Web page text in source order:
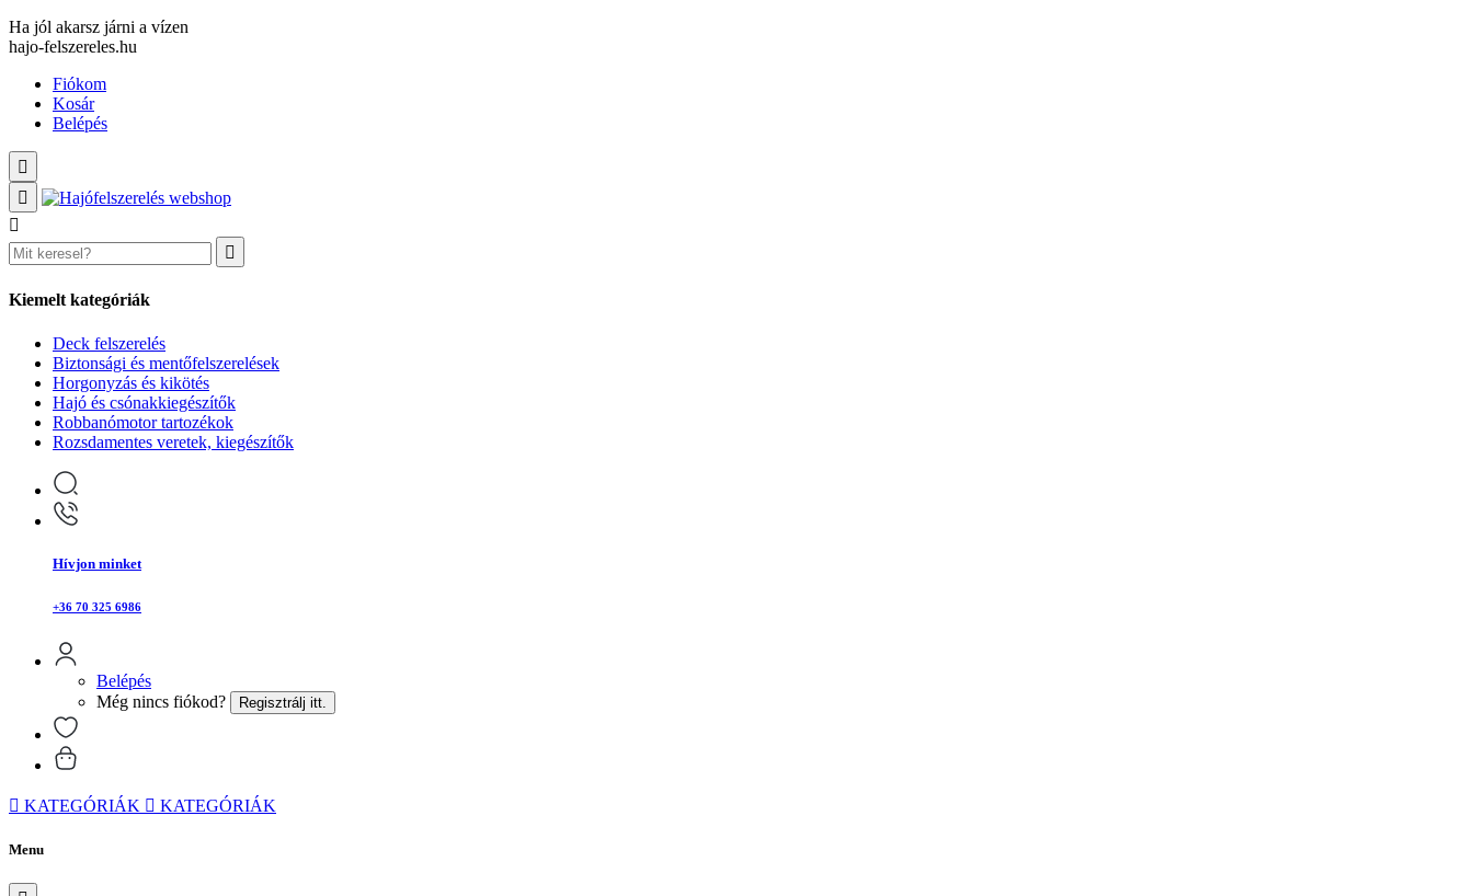
Ha jól akarsz járni a vízen
hajo-felszereles.hu
Fiókom
Kosár
Belépés
Kiemelt kategóriák
Deck felszerelés
Biztonsági és mentőfelszerelések
Horgonyzás és kikötés
Hajó és csónakkiegészítők
Robbanómotor tartozékok
Rozsdamentes veretek, kiegészítők
Hívjon minket
+36 70 325 6986
Belépés
Még nincs fiókod?
Regisztrálj itt.
KATEGÓRIÁK KATEGÓRIÁK
Menu